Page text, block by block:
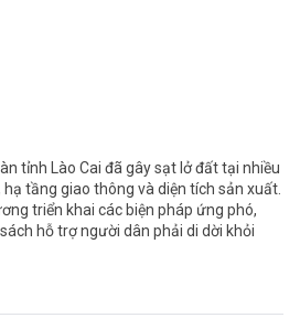
tỉnh Lào Cai đã gây sạt lở đất tại nhiều
tầng giao thông và diện tích sản xuất.
triển khai các biện pháp ứng phó,
hỗ trợ người dân phải di dời khỏi